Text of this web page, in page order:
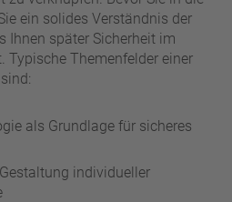
ein solides Verständnis der
Ihnen später Sicherheit im
Typische Themenfelder einer
als Grundlage für sicheres
individueller